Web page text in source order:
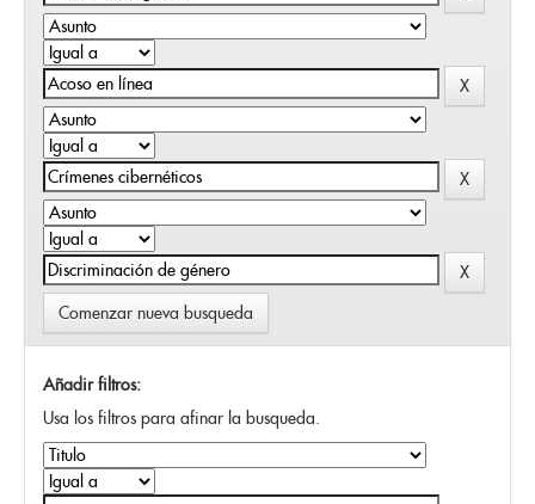
Comenzar nueva busqueda
Añadir filtros:
Usa los filtros para afinar la busqueda.